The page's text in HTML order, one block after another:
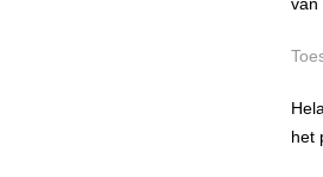
het